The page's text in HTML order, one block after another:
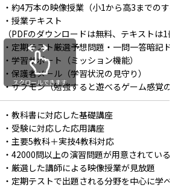
・約4万本の映像授業（小1から高3までのす
・授業テキスト
（PDFのダウンロードは無料、テキストは1
・定期テスト厳選予想問題・一問一答暗記
・学習サポート（ミッション機能）
・保護者メール（学習状況の見守り）
・サプモン（勉強すると遊べるゲーム感覚の
・教科書に対応した基礎講座
・受験に対応した応用講座
・主要5教科＋実技4教科対応
・42000問以上の演習問題が用意されている
・厳選した講師による映像授業が見放題
・定期テストで出題される分野を中心に学べ
スクロールできます